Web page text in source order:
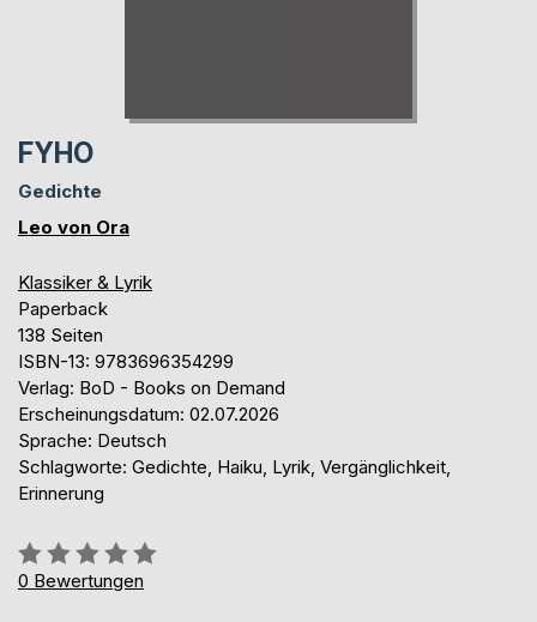
FYHO
Gedichte
Leo von Ora
Klassiker & Lyrik
Paperback
138 Seiten
ISBN-13: 9783696354299
Verlag: BoD - Books on Demand
Erscheinungsdatum: 02.07.2026
Sprache: Deutsch
Schlagworte: Gedichte, Haiku, Lyrik, Vergänglichkeit,
Erinnerung
Bewertung::
0%
0 Bewertungen